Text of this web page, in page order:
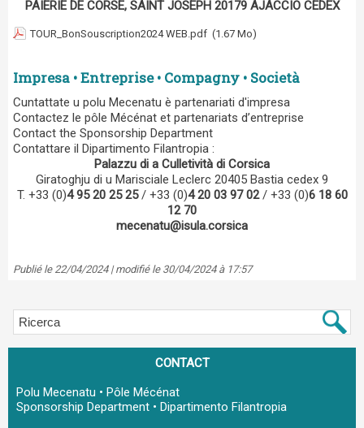
PAIERIE DE CORSE, SAINT JOSEPH 20179 AJACCIO CEDEX
TOUR_BonSouscription2024 WEB.pdf (1.67 Mo)
Impresa • Entreprise • Compagny • Società
Cuntattate u polu Mecenatu è partenariati d'impresa
Contactez le pôle Mécénat et partenariats d’entreprise
Contact the Sponsorship Department
Contattare il Dipartimento Filantropia :
Palazzu di a Culletività di Corsica
Giratoghju di u Marisciale Leclerc 20405 Bastia cedex 9
T. +33 (0)4 95 20 25 25/ +33 (0)4 20 03 97 02/ +33 (0)6 18 60
12 70
mecenatu@isula.corsica
Publié le 22/04/2024 | modifié le 30/04/2024 à 17:57
CONTACT
Polu Mecenatu • Pôle Mécénat
Sponsorship Department • Dipartimento Filantropia